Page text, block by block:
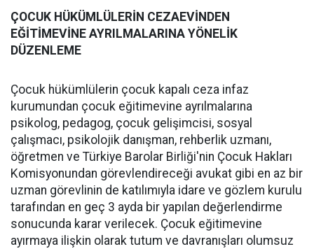
ÇOCUK HÜKÜMLÜLERİN CEZAEVİNDEN
EĞİTİMEVİNE AYRILMALARINA YÖNELİK
DÜZENLEME
Çocuk hükümlülerin çocuk kapalı ceza infaz
kurumundan çocuk eğitimevine ayrılmalarına
psikolog, pedagog, çocuk gelişimcisi, sosyal
çalışmacı, psikolojik danışman, rehberlik uzmanı,
öğretmen ve Türkiye Barolar Birliği'nin Çocuk Hakları
Komisyonundan görevlendireceği avukat gibi en az bir
uzman görevlinin de katılımıyla idare ve gözlem kurulu
tarafından en geç 3 ayda bir yapılan değerlendirme
sonucunda karar verilecek. Çocuk eğitimevine
ayırmaya ilişkin olarak tutum ve davranışları olumsuz